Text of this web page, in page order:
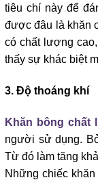
tiêu chí này để
được đâu là khăn
có chất lượng
thấy sự khác biệt
3. Độ thoáng khí
Khăn bông chất
người sử dụng.
Từ đó làm tăng
Những chiếc